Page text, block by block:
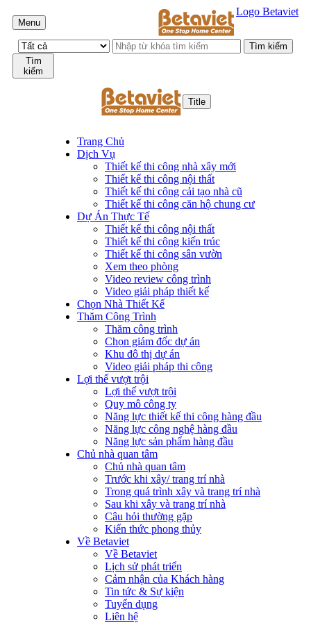
Menu
Logo Betaviet
Tìm
kiếm
Title
Trang Chủ
Dịch Vụ
Thiết kế thi công nhà xây mới
Thiết kế thi công nội thất
Thiết kế thi công cải tạo nhà cũ
Thiết kế thi công căn hộ chung cư
Dự Án Thực Tế
Thiết kế thi công nội thất
Thiết kế thi công kiến trúc
Thiết kế thi công sân vườn
Xem theo phòng
Video review công trình
Video giải pháp thiết kế
Chọn Nhà Thiết Kế
Thăm Công Trình
Thăm công trình
Chọn giám đốc dự án
Khu đô thị dự án
Video giải pháp thi công
Lợi thế vượt trội
Lợi thế vượt trội
Quy mô công ty
Năng lực thiết kế thi công hàng đầu
Năng lực công nghệ hàng đầu
Năng lực sản phẩm hàng đầu
Chủ nhà quan tâm
Chủ nhà quan tâm
Trước khi xây/ trang trí nhà
Trong quá trình xây và trang trí nhà
Sau khi xây và trang trí nhà
Câu hỏi thường gặp
Kiến thức phong thủy
Về Betaviet
Về Betaviet
Lịch sử phát triển
Cảm nhận của Khách hàng
Tin tức & Sự kiện
Tuyển dụng
Liên hệ